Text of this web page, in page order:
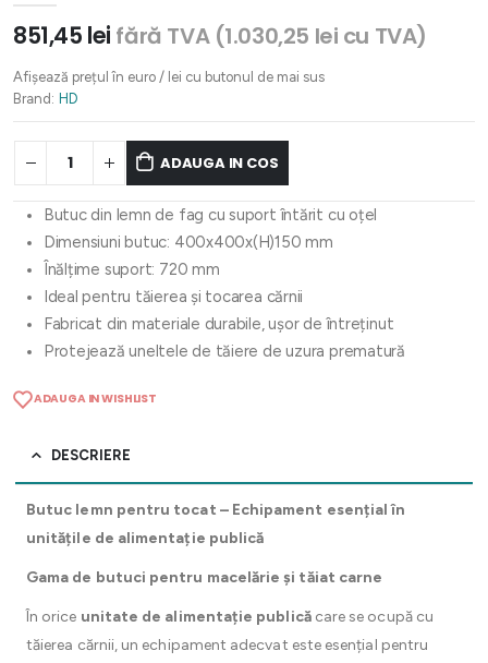
851,45 lei fără TVA (1.030,25 lei cu TVA)
Afișează prețul în euro / lei cu butonul de mai sus
Brand: HD
ADAUGA IN COS
Butuc din lemn de fag cu suport întărit cu oțel
Dimensiuni butuc: 400x400x(H)150 mm
Înălțime suport: 720 mm
Ideal pentru tăierea și tocarea cărnii
Fabricat din materiale durabile, ușor de întreținut
Protejează uneltele de tăiere de uzura prematură
ADAUGA IN WISHLIST
DESCRIERE
Butuc lemn pentru tocat – Echipament esențial în
unitățile de alimentație publică
Gama de butuci pentru macelărie și tăiat carne
În orice unitate de alimentație publicăcare se ocupă cu
tăierea cărnii, un echipament adecvat este esențial pentru